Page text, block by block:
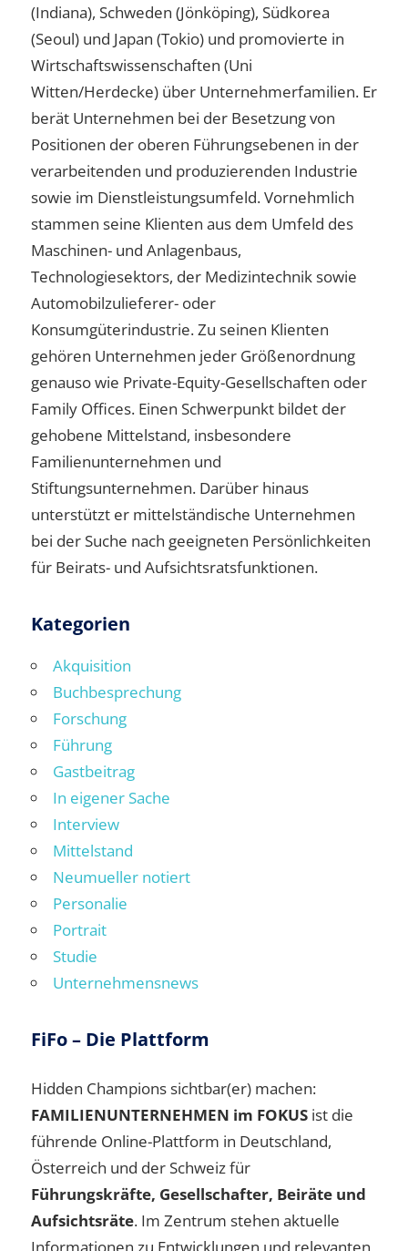
(Indiana), Schweden (Jönköping), Südkorea
(Seoul) und Japan (Tokio) und promovierte in
Wirtschaftswissenschaften (Uni
Witten/Herdecke) über Unternehmerfamilien. Er
berät Unternehmen bei der Besetzung von
Positionen der oberen Führungsebenen in der
verarbeitenden und produzierenden Industrie
sowie im Dienstleistungsumfeld. Vornehmlich
stammen seine Klienten aus dem Umfeld des
Maschinen- und Anlagenbaus,
Technologiesektors, der Medizintechnik sowie
Automobilzulieferer- oder
Konsumgüterindustrie. Zu seinen Klienten
gehören Unternehmen jeder Größenordnung
genauso wie Private-Equity-Gesellschaften oder
Family Offices. Einen Schwerpunkt bildet der
gehobene Mittelstand, insbesondere
Familienunternehmen und
Stiftungsunternehmen. Darüber hinaus
unterstützt er mittelständische Unternehmen
bei der Suche nach geeigneten Persönlichkeiten
für Beirats- und Aufsichtsratsfunktionen.
Kategorien
Akquisition
Buchbesprechung
Forschung
Führung
Gastbeitrag
In eigener Sache
Interview
Mittelstand
Neumueller notiert
Personalie
Portrait
Studie
Unternehmensnews
FiFo – Die Plattform
Hidden Champions sichtbar(er) machen:
FAMILIENUNTERNEHMEN im FOKUS ist die
führende Online-Plattform in Deutschland,
Österreich und der Schweiz für
Führungskräfte, Gesellschafter, Beiräte und
Aufsichtsräte. Im Zentrum stehen aktuelle